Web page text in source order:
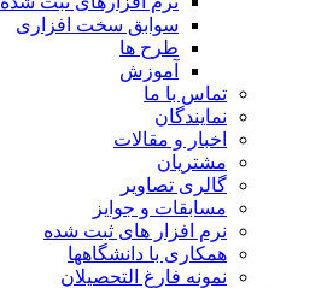
سوابق سخت افزاری
طرح ها
آموزش
تماس با ما
نمایندگان
اخبار و مقالات
مشتریان
گالری تصاویر
مسابقات و جوایز
نرم افزار های ثبت شده
همکاری با دانشگاهها
نمونه فارغ التحصیلان